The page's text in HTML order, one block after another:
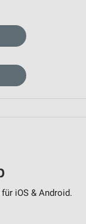
iOS & Android.